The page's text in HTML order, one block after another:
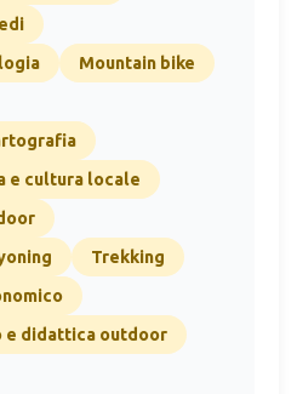
Mountain bike
e cultura locale
Trekking
e didattica outdoor